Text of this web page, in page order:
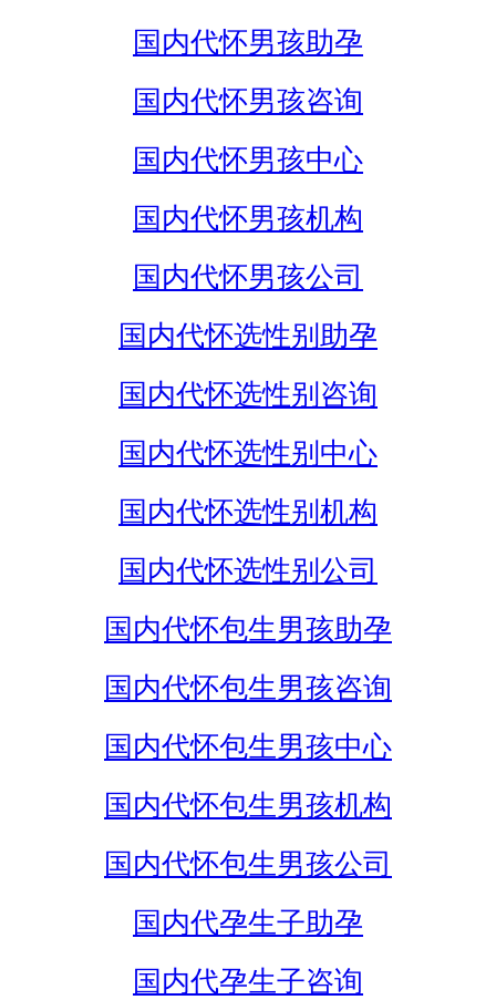
国内代怀男孩助孕
国内代怀男孩咨询
国内代怀男孩中心
国内代怀男孩机构
国内代怀男孩公司
国内代怀选性别助孕
国内代怀选性别咨询
国内代怀选性别中心
国内代怀选性别机构
国内代怀选性别公司
国内代怀包生男孩助孕
国内代怀包生男孩咨询
国内代怀包生男孩中心
国内代怀包生男孩机构
国内代怀包生男孩公司
国内代孕生子助孕
国内代孕生子咨询